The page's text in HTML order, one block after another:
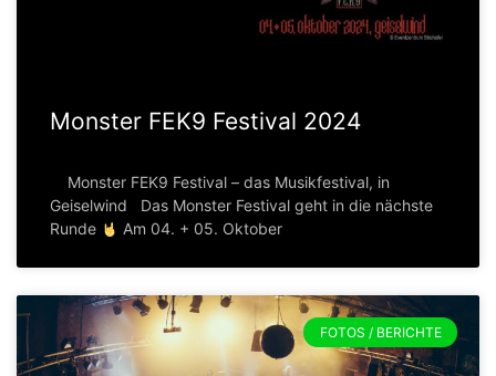
Monster FEK9 Festival 2024
Monster FEK9 Festival – das Musikfestival, in
Geiselwind Das Monster Festival geht in die nächste
Runde
Am 04. + 05. Oktober
FOTOS / BERICHTE